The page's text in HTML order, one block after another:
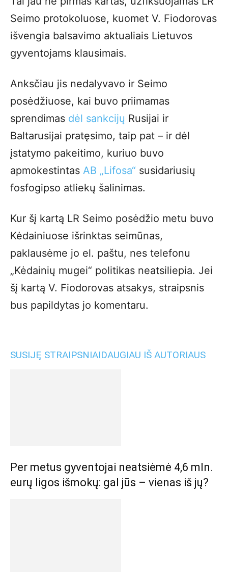
Seimo protokoluose, kuomet V. Fiodorovas
išvengia balsavimo aktualiais Lietuvos
gyventojams klausimais.
Anksčiau jis nedalyvavo ir Seimo
posėdžiuose, kai buvo priimamas
sprendimas dėl sankcijų Rusijai ir
Baltarusijai pratęsimo, taip pat – ir dėl
įstatymo pakeitimo, kuriuo buvo
apmokestintas AB „Lifosa“ susidariusių
fosfogipso atliekų šalinimas.
Kur šį kartą LR Seimo posėdžio metu buvo
Kėdainiuose išrinktas seimūnas,
paklausėme jo el. paštu, nes telefonu
„Kėdainių mugei“ politikas neatsiliepia. Jei
šį kartą V. Fiodorovas atsakys, straipsnis
bus papildytas jo komentaru.
SUSIJĘ STRAIPSNIAIDAUGIAU IŠ AUTORIAUS
Per metus gyventojai neatsiėmė 4,6 mln.
eurų ligos išmokų: gal jūs – vienas iš jų?